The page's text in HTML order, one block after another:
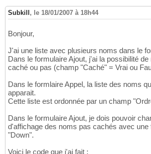
Subkill , le 18/01/2007 à 18h44
Bonjour,
J'ai une liste avec plusieurs noms dans le
Dans le formulaire Ajout, j'ai la possibilité
caché ou pas (champ "Caché" = Vrai ou
Dans le formlaire Appel, la liste des noms
apparait.
Cette liste est ordonnée par un champ
Dans le formulaire Ajout, je dois pouvoir
d'affichage des noms pas cachés avec une
"Down".
Voici le code que j'ai fait :